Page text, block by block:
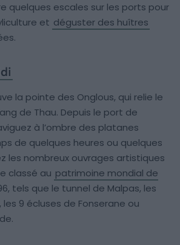
quelques escales sur les ports pour
et déguster des huîtres
la pointe des Onglous, qui relie le
de Thau. Depuis le port de
à l’ombre des platanes
de quelques heures ou quelques
les nombreux ouvrages artistiques
classé au patrimoine mondial de
tels que le tunnel de Malpas, les
les 9 écluses de Fonserane ou